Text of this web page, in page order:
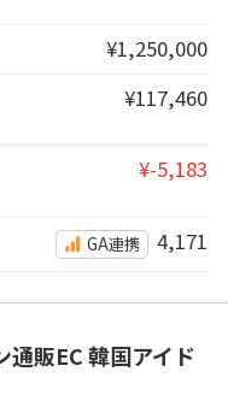
¥1,250,000
¥117,460
¥-5,183
GA連携 4,171
通販EC 韓国アイド